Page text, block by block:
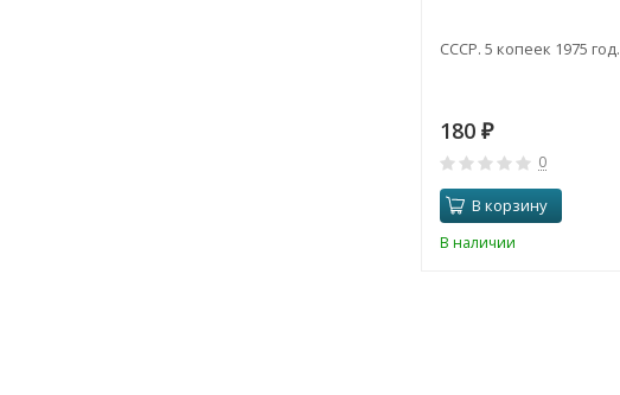
СССР. 5 копеек 1975 год.
180 ₽
0
В корзину
В наличии